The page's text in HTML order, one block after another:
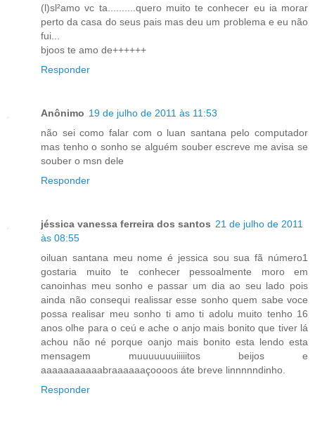
(l)sl²amo vc ta..........quero muito te conhecer eu ia morar
perto da casa do seus pais mas deu um problema e eu não
fui...
bjoos te amo de++++++
Responder
Anônimo 19 de julho de 2011 às 11:53
não sei como falar com o luan santana pelo computador
mas tenho o sonho se alguém souber escreve me avisa se
souber o msn dele
Responder
jéssica vanessa ferreira dos santos 21 de julho de 2011
às 08:55
oiluan santana meu nome é jessica sou sua fã número1
gostaria muito te conhecer pessoalmente moro em
canoinhas meu sonho e passar um dia ao seu lado pois
ainda não consequi realissar esse sonho quem sabe voce
possa realisar meu sonho ti amo ti adolu muito tenho 16
anos olhe para o ceú e ache o anjo mais bonito que tiver lá
achou não né porque oanjo mais bonito esta lendo esta
mensagem muuuuuuuiiiiitos beijos e
aaaaaaaaaaabraaaaaaçoooos áte breve linnnnndinho.
Responder